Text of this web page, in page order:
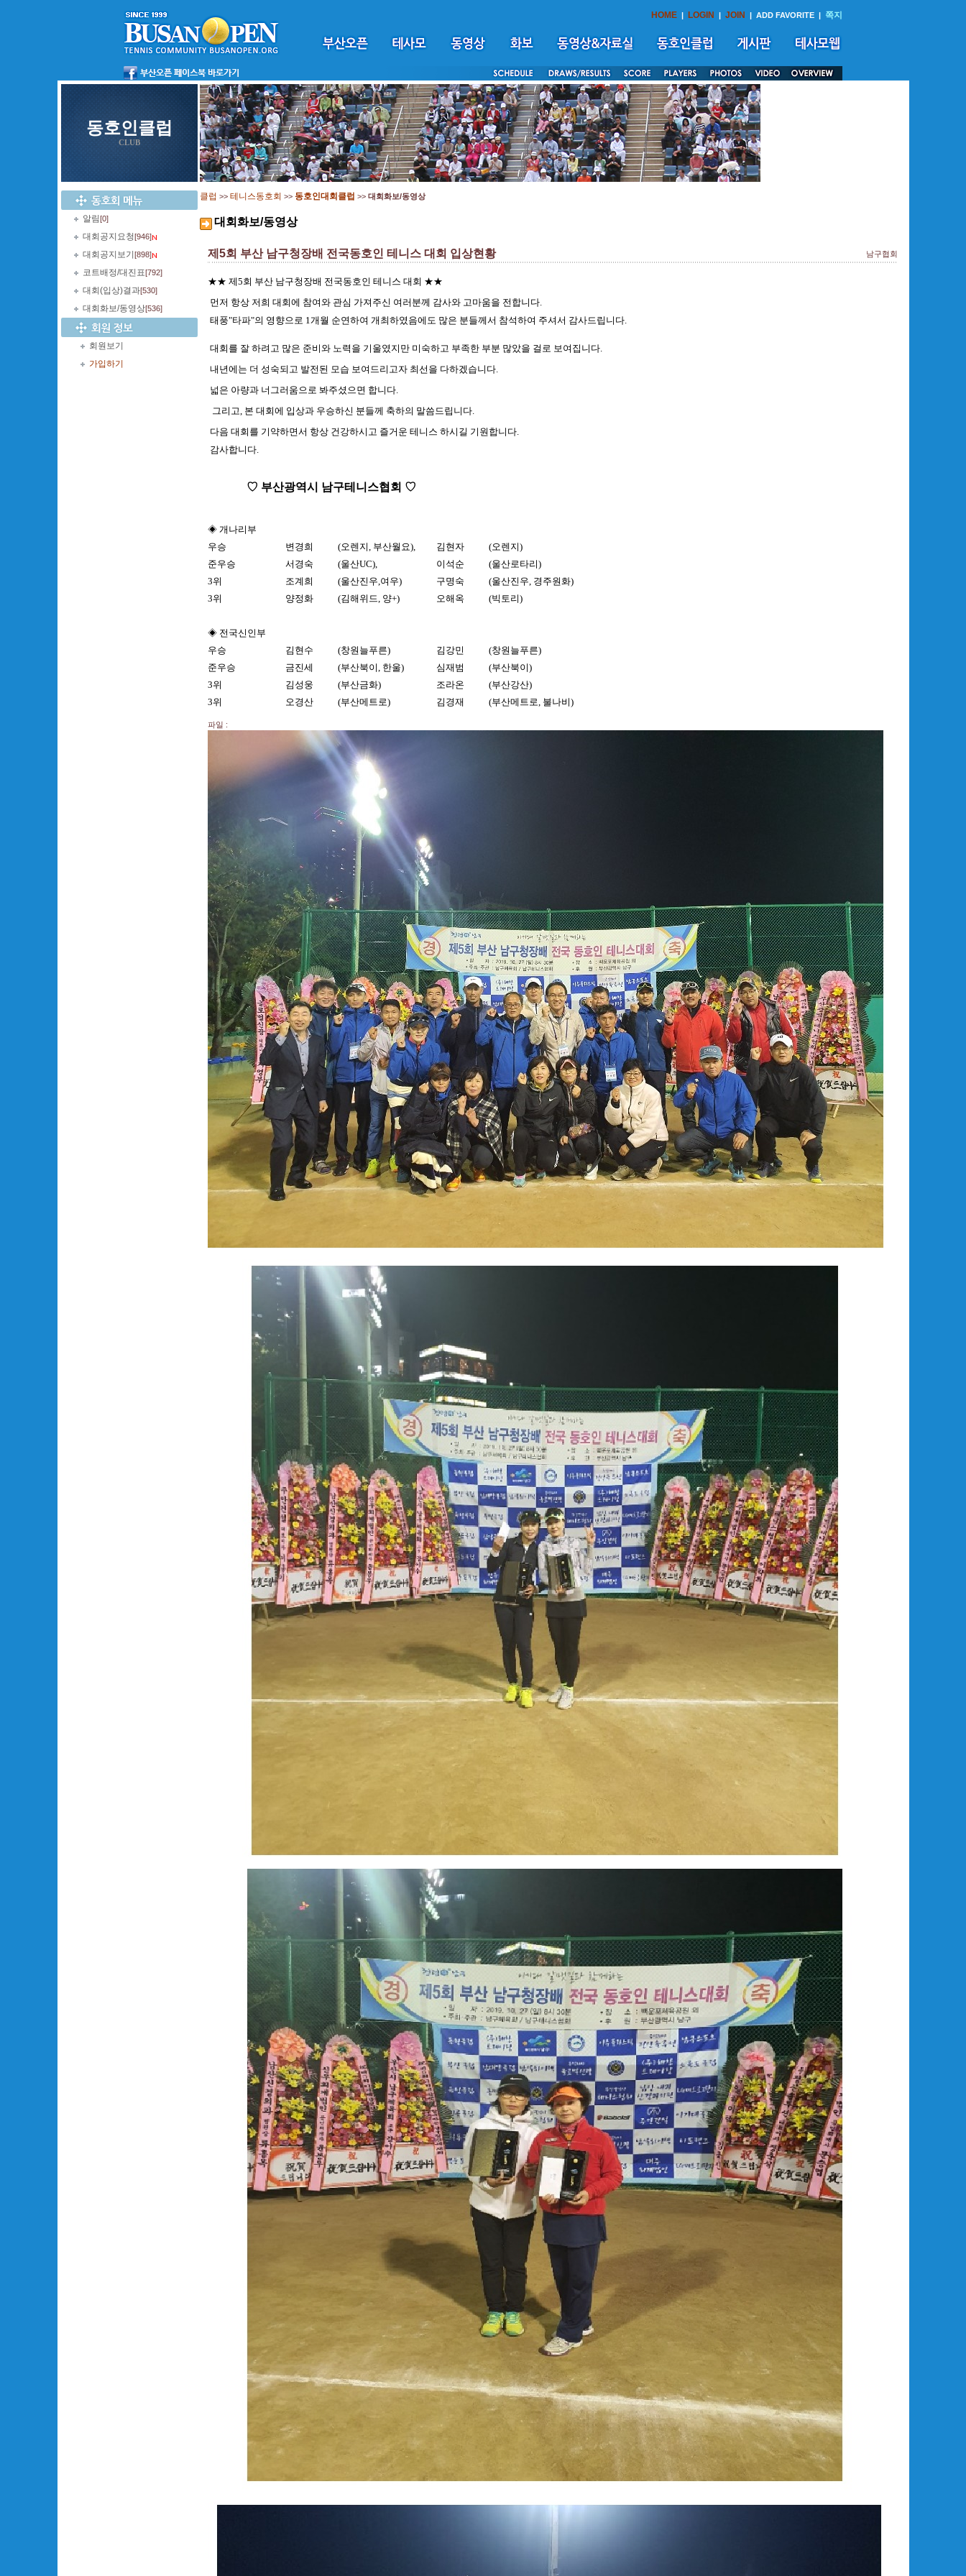
HOME | LOGIN | JOIN | ADD FAVORITE | 쪽지
동호인클럽
CLUB
알림[0]
대회공지요청[946]
대회공지보기 [898]
코트배정/대진표[792]
대회(입상)결과[530]
대회화보/동영상[536]
회원보기
가입하기
클럽 >> 테니스동호회 >> 동호인대회클럽 >> 대회화보/동영상
대회화보/동영상
제5회 부산 남구청장배 전국동호인 테니스 대회 입상현황 남구협회
★★ 제5회 부산 남구청장배 전국동호인 테니스 대회 ★★
먼저 항상 저희 대회에 참여와 관심 가져주신 여러분께 감사와 고마움을 전합니다.
태풍"타파"의 영향으로 1개월 순연하여 개최하였음에도 많은 분들께서 참석하여 주셔서 감사드립니다.
대회를 잘 하려고 많은 준비와 노력을 기울였지만 미숙하고 부족한 부분 많았을 걸로 보여집니다.
내년에는 더 성숙되고 발전된 모습 보여드리고자 최선을 다하겠습니다.
넓은 아량과 너그러움으로 봐주셨으면 합니다.
그리고, 본 대회에 입상과 우승하신 분들께 축하의 말씀드립니다.
다음 대회를 기약하면서 항상 건강하시고 즐거운 테니스 하시길 기원합니다.
감사합니다.
♡ 부산광역시 남구테니스협회 ♡
◈ 개나리부
우승
변경희 (오렌지, 부산월요), 김현자
(오렌지)
준우승
서경숙 (울산UC), 이석순
(울산로타리)
3위
조계희 (울산진우,여우) 구명숙
(울산진우, 경주원화)
3위
양정화 (김해위드, 양+) 오해옥 (빅토리)
◈ 전국신인부
우승
김현수 (창원늘푸른) 김강민
(창원늘푸른)
준우승
금진세 (부산북이, 한울) 심재범
(부산북이)
3위
김성웅 (부산금화) 조라온
(부산강산)
3위
오경산 (부산메트로) 김경재 (부산메트로, 불나비)
파일 :